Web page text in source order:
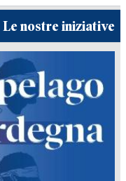
Le nostre iniziative